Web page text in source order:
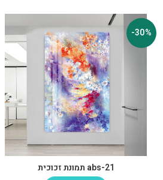
-30%
abs-21 תמונת זכוכית